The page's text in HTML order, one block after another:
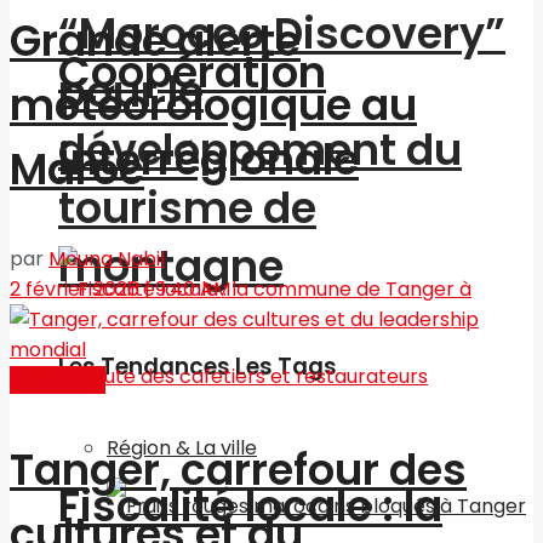
“Morocco Discovery”
pour le
développement du
tourisme de
montagne
Les Tendances Les Tags
Région & La ville
Coopération
interrégionale
Fiscalité locale : la
Grande alerte
météorologique au
Maroc
par Mouna Nabil
2 février 2026 | 9:40 AM
Tanger, carrefour des